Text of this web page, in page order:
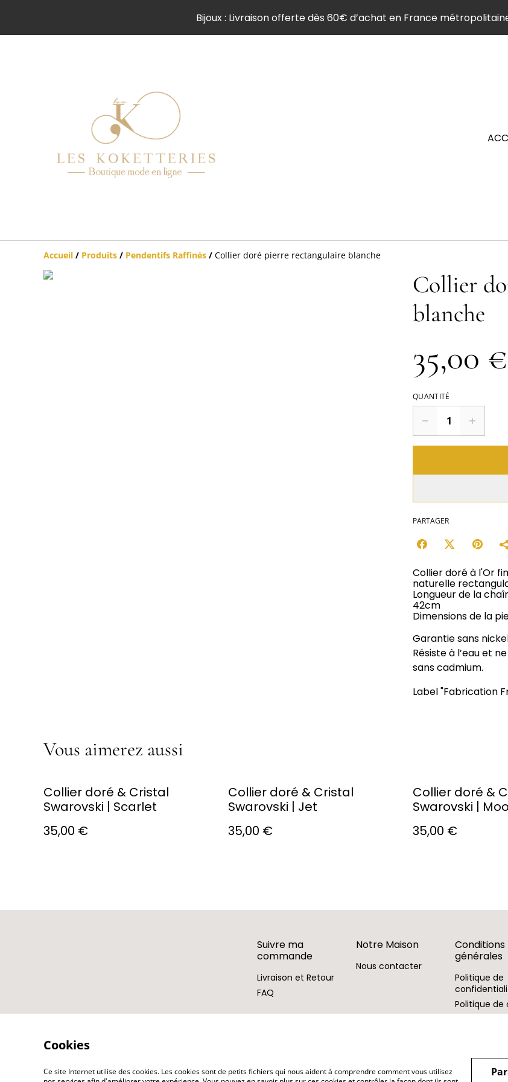
Bijoux : Livraison offerte dès 60€ d’achat en France
Accueil / Produits / Pendentifs Raffinés / Collier doré pierre rectangulaire blanche
Collier
blanche
35,00 €
QUANTITÉ
PARTAGER
Collier doré à l'Or
naturelle
Longueur de la
42cm
Dimensions de la
Garantie sans
Résiste à l’eau et
sans cadmium.
Label "Fabrication
Vous aimerez aussi
Collier doré & Cristal
Swarovski | Scarlet
35,00 €
Collier doré & Cristal
Swarovski | Jet
35,00 €
Collier doré &
Swarovski |
35,00 €
Suivre ma
commande
Livraison et Retour
FAQ
Notre Maison
Nous contacter
Conditions
générales
Politique de
Politique de
Cookies
Ce site Internet utilise des cookies. Les cookies sont de petits fichiers qui nous aident à comprendre comment vous utilisez